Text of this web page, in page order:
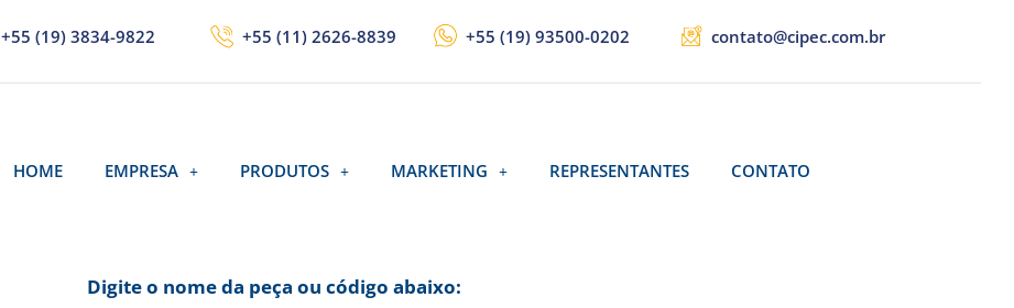
+55 (19) 3834-9822 +55 (11) 2626-8839 +55 (19) 93500-0202 contato@cipec.com.br
HOME EMPRESA PRODUTOS MARKETING REPRESENTANTES CONTATO
Digite o nome da peça ou código abaixo: